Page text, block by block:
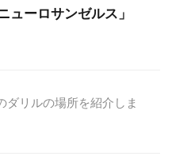
ューロサンゼルス」
ダリルの場所を紹介しま